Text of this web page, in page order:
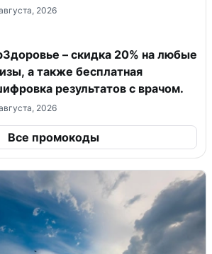
2026
– скидка 20% на любые
а также бесплатная
результатов с врачом.
2026
Все промокоды